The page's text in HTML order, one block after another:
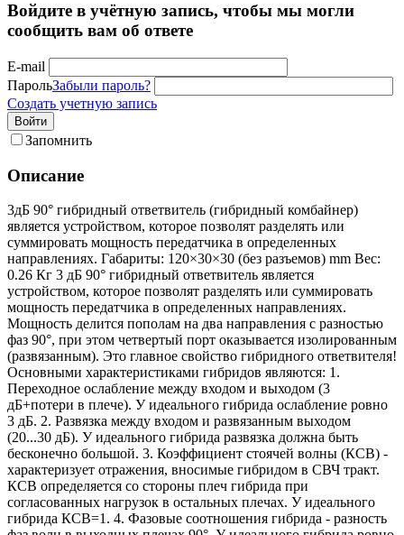
Войдите в учётную запись, чтобы мы могли
сообщить вам об ответе
E-mail
ПарольЗабыли пароль?
Создать учетную запись
Войти
Запомнить
Описание
3дБ 90° гибридный ответвитель (гибридный комбайнер)
является устройством, которое позволят разделять или
суммировать мощность передатчика в определенных
направлениях. Габариты: 120×30×30 (без разъемов) mm Вес:
0.26 Кг 3 дБ 90° гибридный ответвитель является
устройством, которое позволят разделять или суммировать
мощность передатчика в определенных направлениях.
Мощность делится пополам на два направления с разностью
фаз 90°, при этом четвертый порт оказывается изолированным
(развязанным). Это главное свойство гибридного ответвителя!
Основными характеристиками гибридов являются: 1.
Переходное ослабление между входом и выходом (3
дБ+потери в плече). У идеального гибрида ослабление ровно
3 дБ. 2. Развязка между входом и развязанным выходом
(20...30 дБ). У идеального гибрида развязка должна быть
бесконечно большой. 3. Коэффициент стоячей волны (КСВ) -
характеризует отражения, вносимые гибридом в СВЧ тракт.
КСВ определяется со стороны плеч гибрида при
согласованных нагрузок в остальных плечах. У идеального
гибрида КСВ=1. 4. Фазовые соотношения гибрида - разность